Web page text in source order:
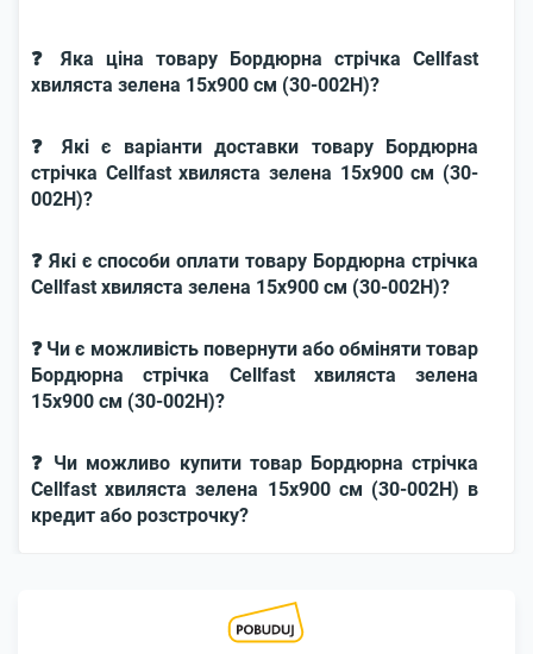
❓ Яка ціна товару Бордюрна стрічка Cellfast
хвиляста зелена 15x900 см (30-002H)?
❓ Які є варіанти доставки товару Бордюрна
стрічка Cellfast хвиляста зелена 15x900 см (30-
002H)?
❓ Які є способи оплати товару Бордюрна стрічка
Cellfast хвиляста зелена 15x900 см (30-002H)?
❓ Чи є можливість повернути або обміняти товар
Бордюрна стрічка Cellfast хвиляста зелена
15x900 см (30-002H)?
❓ Чи можливо купити товар Бордюрна стрічка
Cellfast хвиляста зелена 15x900 см (30-002H) в
кредит або розстрочку?